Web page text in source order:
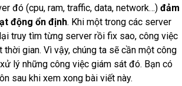
đó (cpu, ram, traffic, data, network…) đảm
động ổn định. Khi một trong các server
truy tìm từng server rồi fix sao, công việc
thời gian. Vì vậy, chúng ta sẽ cần một công
lý những công việc giám sát đó. Bạn có
sau khi xem xong bài viết này.